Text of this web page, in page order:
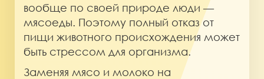
вообще по своей природе люди —
мясоеды. Поэтому полный отказ от
пищи животного происхождения может
быть стрессом для организма.
Заменяя мясо и молоко на